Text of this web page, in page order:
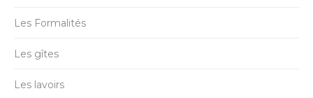
Les Formalités
Les gîtes
Les lavoirs